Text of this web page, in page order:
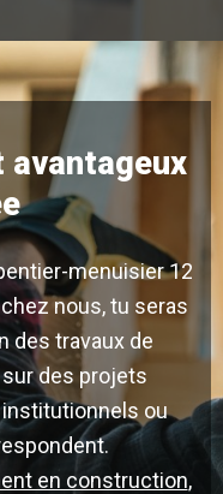
avantageux
menuisier 12
nous, tu seras
des travaux de
des projets
ou
en construction,